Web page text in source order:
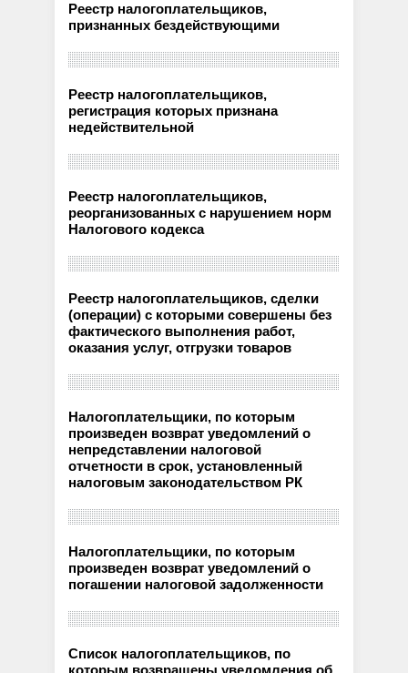
Реестр налогоплательщиков,
признанных бездействующими
Реестр налогоплательщиков,
регистрация которых признана
недействительной
Реестр налогоплательщиков,
реорганизованных с нарушением норм
Налогового кодекса
Реестр налогоплательщиков, сделки
(операции) с которыми совершены без
фактического выполнения работ,
оказания услуг, отгрузки товаров
Налогоплательщики, по которым
произведен возврат уведомлений о
непредставлении налоговой
отчетности в срок, установленный
налоговым законодательством РК
Налогоплательщики, по которым
произведен возврат уведомлений о
погашении налоговой задолженности
Список налогоплательщиков, по
которым возвращены уведомления об